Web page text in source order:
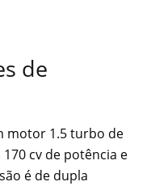
de
motor 1.5 turbo de
cv de potência e
é de dupla